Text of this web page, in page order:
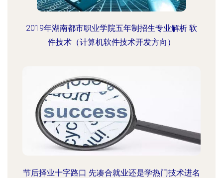
2019年湖南都市职业学院五年制招生专业解析 软
件技术（计算机软件技术开发方向）
节后择业十字路口 先凑合就业还是学热门技术进名